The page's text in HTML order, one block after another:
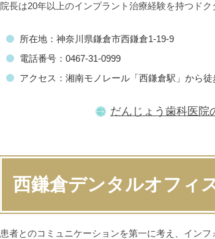
院長は20年以上のインプラント治療経験を持つド
所在地：神奈川県鎌倉市西鎌倉1-19-9
電話番号：0467-31-0999
アクセス：湘南モノレール「西鎌倉駅」から徒
だんじょう歯科医院
西鎌倉デンタルオフィ
患者とのコミュニケーションを第一に考え、イン